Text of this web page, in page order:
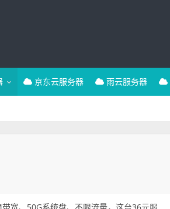
京东云服务器 雨云服务器